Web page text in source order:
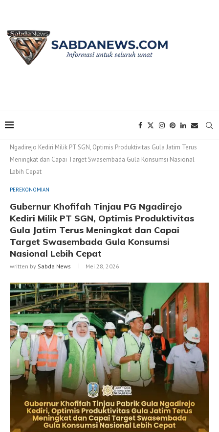
Ngadirejo Kediri Milik PT SGN, Optimis Produktivitas Gula Jatim Terus
Meningkat dan Capai Target Swasembada Gula Konsumsi Nasional
Lebih Cepat
PEREKONOMIAN
Gubernur Khofifah Tinjau PG Ngadirejo
Kediri Milik PT SGN, Optimis Produktivitas
Gula Jatim Terus Meningkat dan Capai
Target Swasembada Gula Konsumsi
Nasional Lebih Cepat
written by Sabda News Mei 28, 2026